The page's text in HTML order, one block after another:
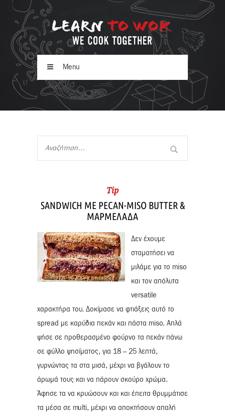
Menu
Tip
SANDWICH ΜΕ PECAN-MISO BUTTER &
ΜΑΡΜΕΛΑΔΑ
Δεν έχουμε
σταματήσει να
μιλάμε για το miso
και τον απόλυτα
versatile
χαρακτήρα του. Δοκίμασε να φτιάξεις αυτό το
spread με καρύδια πεκάν και πάστα miso. Απλά
ψήσε σε προθερασμένο φούρνο τα πεκάν πάνω
σε φύλλο ψησίματος, για 18 – 25 λεπτά,
γυρνώντας τα στα μισά, μέχρι να βγάλουν το
άρωμά τους και να πάρουν σκούρο χρώμα.
Άφησε τα να κρυώσουν και και έπειτα θρυμμάτισε
τα μέσα σε multi, μέχρι να αποκτήσουν απαλή